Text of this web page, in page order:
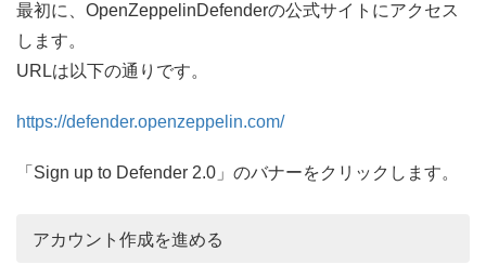
最初に、OpenZeppelinDefenderの公式サイトにアクセス
します。
URLは以下の通りです。
https://defender.openzeppelin.com/
「Sign up to Defender 2.0」のバナーをクリックします。
アカウント作成を進める